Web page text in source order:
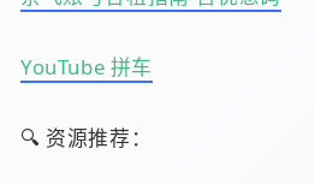
YouTube 拼车
🔍 资源推荐：